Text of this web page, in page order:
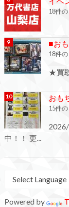
18件
■お
18件
★買
おも
15件
中！！ 更...
Powered by